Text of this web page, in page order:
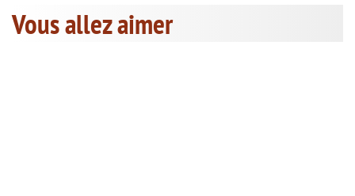
Vous allez aimer